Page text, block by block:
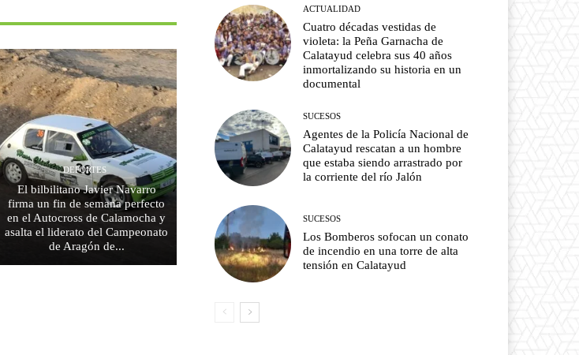
DEPORTES
El bilbilitano Javier Navarro
firma un fin de semana perfecto
en el Autocross de Calamocha y
asalta el liderato del Campeonato
de Aragón de...
ACTUALIDAD
Cuatro décadas vestidas de
violeta: la Peña Garnacha de
Calatayud celebra sus 40 años
inmortalizando su historia en un
documental
SUCESOS
Agentes de la Policía Nacional de
Calatayud rescatan a un hombre
que estaba siendo arrastrado por
la corriente del río Jalón
SUCESOS
Los Bomberos sofocan un conato
de incendio en una torre de alta
tensión en Calatayud